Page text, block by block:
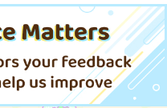
桜木花道
サンプル
作品詳細